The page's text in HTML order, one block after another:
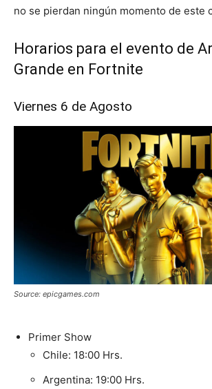
no se pierdan ningún momento de este
Horarios para el evento de
Grande en Fortnite
Viernes 6 de Agosto
Source: epicgames.com
Primer Show
Chile: 18:00 Hrs.
Argentina: 19:00 Hrs.